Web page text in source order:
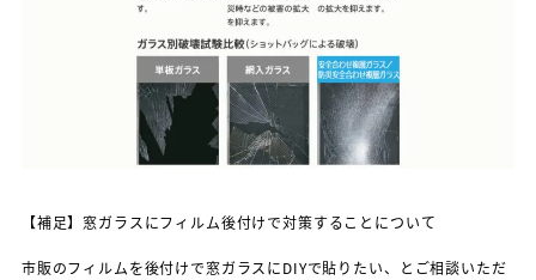
【補足】窓ガラスにフィルム後付けで対策することについて
市販のフィルムを後付けで窓ガラスにDIYで貼りたい、とご相談いただ